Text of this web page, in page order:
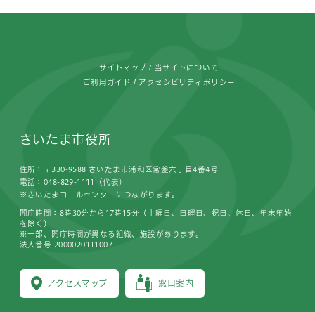
サイトマップ 当サイトについて
ご利用ガイド アクセシビリティポリシー
さいたま市役所
住所：〒330-9588 さいたま市浦和区常盤六丁目4番4号
電話：048-829-1111（代表）
※さいたまコールセンターにつながります。
アクセスマップ 窓口案内
開庁時間：8時30分から17時15分（土曜日、日曜日、祝日、休日、年末年始
を除く）
※一部、開庁時間が異なる組織、施設があります。
法人番号 2000020111007